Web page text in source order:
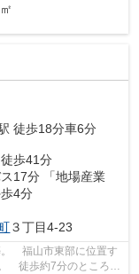
徒歩18分車6分
徒歩41分
ス17分 「地場産業
4分
３丁目4-23
福山市東部に位置す
徒歩約7分のところに